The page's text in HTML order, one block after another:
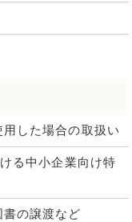
した場合の取扱い
る中小企業向け特
の譲渡など